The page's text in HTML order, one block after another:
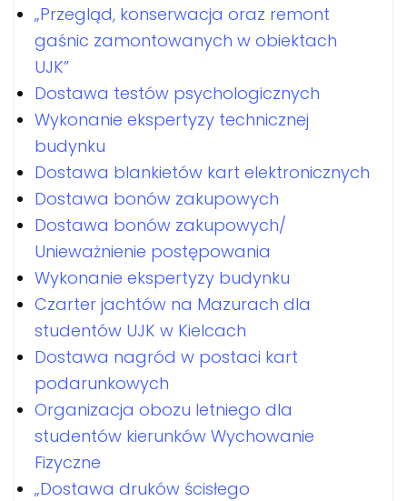
„Przegląd, konserwacja oraz remont
gaśnic zamontowanych w obiektach
UJK”
Dostawa testów psychologicznych
Wykonanie ekspertyzy technicznej
budynku
Dostawa blankietów kart elektronicznych
Dostawa bonów zakupowych
Dostawa bonów zakupowych/
Unieważnienie postępowania
Wykonanie ekspertyzy budynku
Czarter jachtów na Mazurach dla
studentów UJK w Kielcach
Dostawa nagród w postaci kart
podarunkowych
Organizacja obozu letniego dla
studentów kierunków Wychowanie
Fizyczne
„Dostawa druków ścisłego